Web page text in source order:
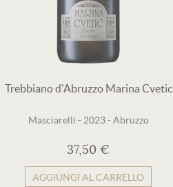
Trebbiano d'Abruzzo Marina Cvetic
Masciarelli - 2023- Abruzzo
37,50 €
AGGIUNGI AL CARRELLO